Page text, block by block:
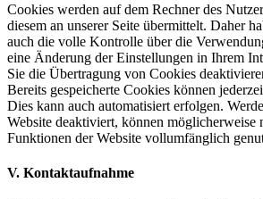
Cookies werden auf dem Rechner des
diesem an unserer Seite übermittelt. Daher
auch die volle Kontrolle über die
eine Änderung der Einstellungen in Ihrem
Sie die Übertragung von Cookies
Bereits gespeicherte Cookies können
Dies kann auch automatisiert erfolgen.
Website deaktiviert, können möglicherweise
Funktionen der Website vollumfänglich
V. Kontaktaufnahme